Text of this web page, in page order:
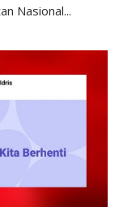
Nasional...